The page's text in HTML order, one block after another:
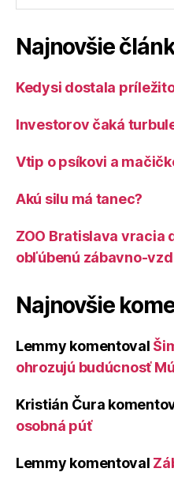
Najnovšie
Kedysi dostala
Investorov čaká
Vtip o psíkovi a
Akú silu má tanec?
ZOO Bratislava vracia
obľúbenú zábavno-
Najnovšie
Lemmy komentoval
ohrozujú budúcnosť
Kristián Čura
osobná púť
Lemmy komentoval